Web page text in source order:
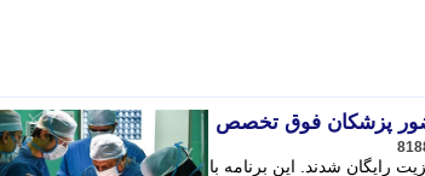
رایگان شدند. این برنامه با